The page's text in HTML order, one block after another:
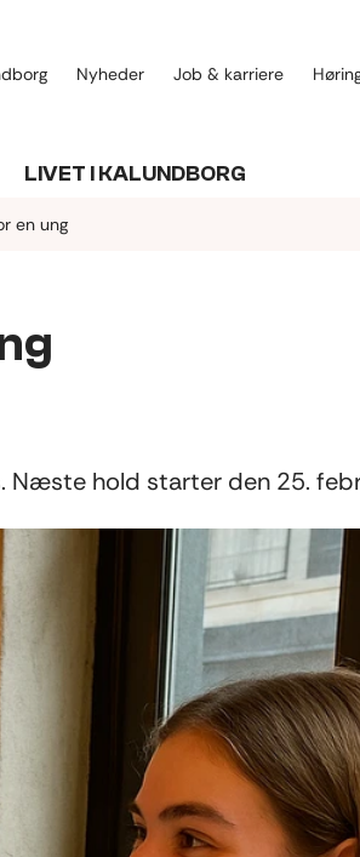
Nyheder Job & karriere
LIVET I KALUNDBORG
en ung
Næste hold starter den 25.